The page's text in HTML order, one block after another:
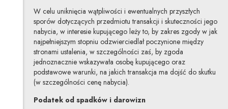
W celu uniknięcia wątpliwości i ewentualnych przyszłych
sporów dotyczących przedmiotu transakcji i skuteczności jego
nabycia, w interesie kupującego leży to, by zakres zgody w jak
najpełniejszym stopniu odzwierciedlał poczynione między
stronami ustalenia, w szczególności zaś, by zgoda
jednoznacznie wskazywała osobę kupującego oraz
podstawowe warunki, na jakich transakcja ma dojść do skutku
(w szczególności cenę nabycia).
Podatek od spadków i darowizn